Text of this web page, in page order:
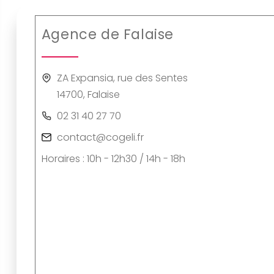
Agence de Falaise
ZA Expansia, rue des Sentes
14700, Falaise
02 31 40 27 70
contact@cogeli.fr
Horaires : 10h - 12h30 / 14h - 18h